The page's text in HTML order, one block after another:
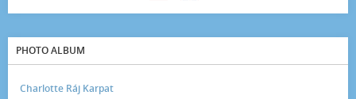
PHOTO ALBUM
Charlotte Ráj Karpat